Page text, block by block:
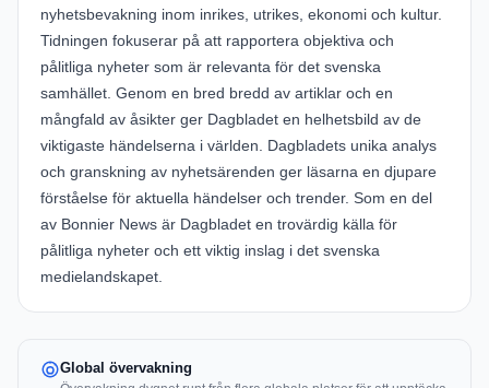
nyhetsbevakning inom inrikes, utrikes, ekonomi och kultur.
Tidningen fokuserar på att rapportera objektiva och
pålitliga nyheter som är relevanta för det svenska
samhället. Genom en bred bredd av artiklar och en
mångfald av åsikter ger Dagbladet en helhetsbild av de
viktigaste händelserna i världen. Dagbladets unika analys
och granskning av nyhetsärenden ger läsarna en djupare
förståelse för aktuella händelser och trender. Som en del
av Bonnier News är Dagbladet en trovärdig källa för
pålitliga nyheter och ett viktig inslag i det svenska
medielandskapet.
Global övervakning